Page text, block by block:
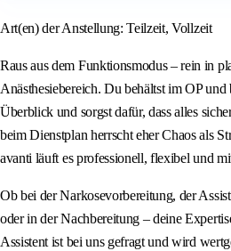
Art(en) der Anstellung: Teilzeit, Vollzeit
Raus aus dem Funktionsmodus – rein in
Anästhesiebereich. Du behältst im OP und
Überblick und sorgst dafür, dass alles
beim Dienstplan herrscht eher Chaos als
avanti läuft es professionell, flexibel und
Ob bei der Narkosevorbereitung, der
oder in der Nachbereitung – deine
Assistent ist bei uns gefragt und wird